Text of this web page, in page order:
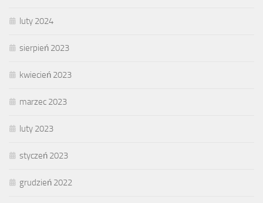
luty 2024
sierpień 2023
kwiecień 2023
marzec 2023
luty 2023
styczeń 2023
grudzień 2022